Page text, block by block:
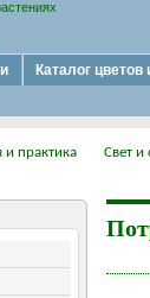
Каталог цветов
и практика Свет и